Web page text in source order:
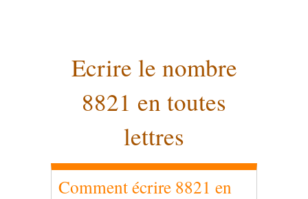
Ecrire le nombre
8821 en toutes
lettres
Comment écrire 8821 en